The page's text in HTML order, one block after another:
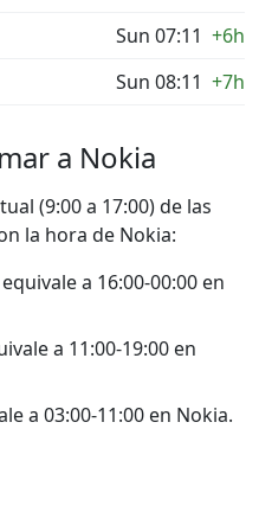
Sun 07:11 +6h
Sun 08:11 +7h
a Nokia
(9:00 a 17:00) de las
la hora de Nokia:
a 16:00-00:00 en
a 11:00-19:00 en
a 03:00-11:00 en Nokia.